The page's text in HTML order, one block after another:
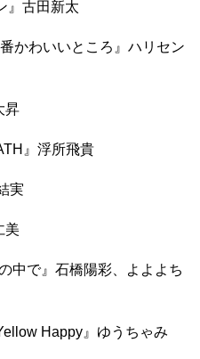
』古田新太
かわいいところ』ハリセン
昇
』浮所飛貴
実
美
中で』石橋陽彩、よよよち
Happy』ゆうちゃみ